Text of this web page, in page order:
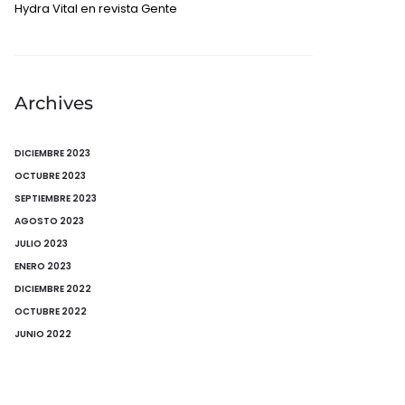
Hydra Vital en revista Gente
Archives
DICIEMBRE 2023
OCTUBRE 2023
SEPTIEMBRE 2023
AGOSTO 2023
JULIO 2023
ENERO 2023
DICIEMBRE 2022
OCTUBRE 2022
JUNIO 2022